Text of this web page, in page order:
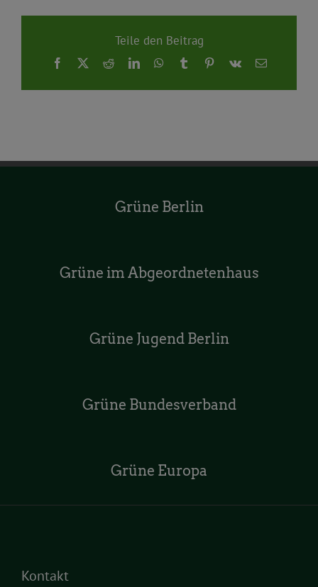
Teile den Beitrag
Facebook
X RedditLinkedInWhatsApp
TumblrPinterest
Vk
E-
Grüne Berlin
Grüne im Abgeordnetenhaus
Grüne Jugend Berlin
Grüne Bundesverband
Grüne Europa
Kontakt